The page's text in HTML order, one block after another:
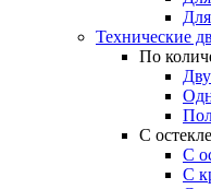
Технические
По
С
С
С